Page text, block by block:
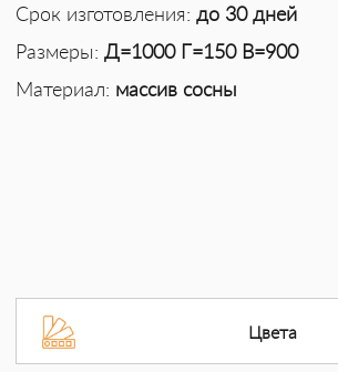
Срок изготовления: до 30 дней
Размеры: Д=1000 Г=150 В=900
Материал: массив сосны
Цвета